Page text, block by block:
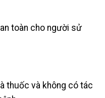
toàn cho người sử
thuốc và không có tác